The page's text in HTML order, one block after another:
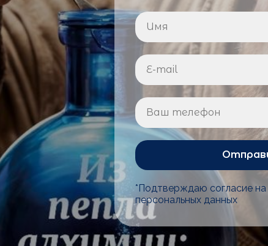
*Подтверждаю согласие
персональных данных